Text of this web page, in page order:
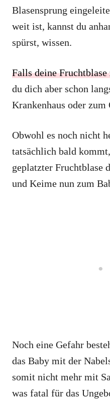
Blasensprung
weit ist, kannst du
spürst, wissen.
Falls deine
du dich aber schon
Krankenhaus oder zum
Obwohl es noch nicht
tatsächlich bald
geplatzter Fruchtblase
und Keime nun zum
Noch eine Gefahr
das Baby mit der
somit nicht mehr mit
was fatal für das